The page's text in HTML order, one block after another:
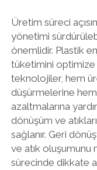
Üretim süreci
yönetimi
önemlidir. Plastik
tüketimini
teknolojiler, hem
düşürmelerine
azaltmalarına
dönüşüm ve
sağlanır. Geri
ve atık oluşumunu
sürecinde dikkate